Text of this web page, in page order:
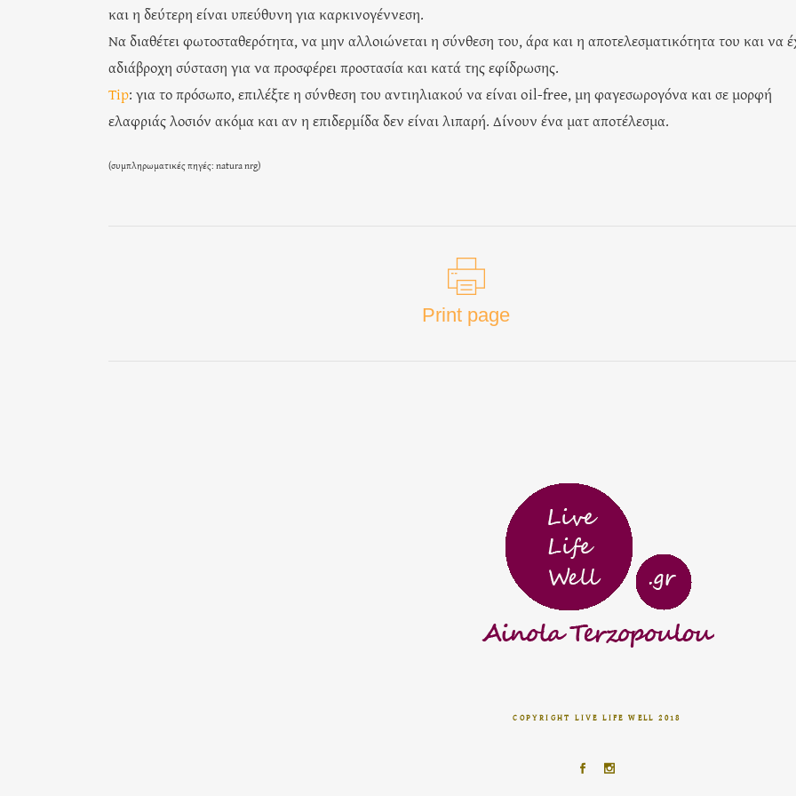
και η δεύτερη είναι υπεύθυνη για καρκινογέννεση.
Να διαθέτει φωτοσταθερότητα, να μην αλλοιώνεται η σύνθεση του, άρα και η αποτελεσματικότητα του και να
αδιάβροχη σύσταση για να προσφέρει προστασία και κατά της εφίδρωσης.
Tip: για το πρόσωπο, επιλέξτε η σύνθεση του αντιηλιακού να είναι oil-free, μη φαγεσωρογόνα και σε μορφή
ελαφριάς λοσιόν ακόμα και αν η επιδερμίδα δεν είναι λιπαρή. Δίνουν ένα ματ αποτέλεσμα.
(συμπληρωματικές πηγές: natura nrg)
Print page
COPYRIGHT LIVE LIFE WELL 2018